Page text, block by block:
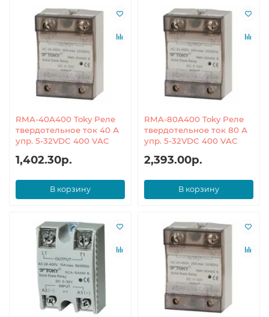
RMA-40A400 Toky Реле
твердотельное ток 40 А
упр. 5-32VDC 400 VAC
1,402.30р.
В корзину
RMA-80A400 Toky Реле
твердотельное ток 80 А
упр. 5-32VDC 400 VAC
2,393.00р.
В корзину